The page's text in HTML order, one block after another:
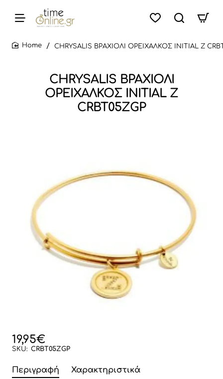
CHRYSALIS ΒΡΑΧΙΟΛΙ
ΟΡΕΙΧΑΛΚΟΣ INITIAL Z
CRBT05ZGP
CHRYSALIS ΒΡΑΧΙΟΛΙ ΟΡΕΙΧΑΛΚΟΣ INITIAL Z
19,95€
SKU: CRBT05ZGP
Περιγραφή Χαρακτηριστικά